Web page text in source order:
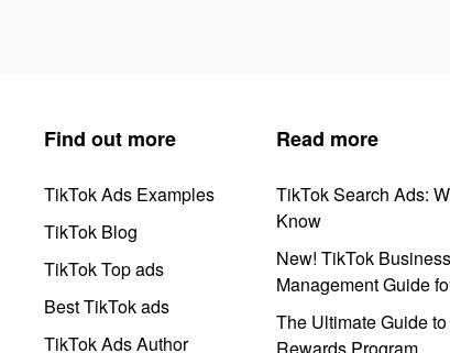
Find out more
TikTok Ads Examples
TikTok Blog
TikTok Top ads
Best TikTok ads
TikTok Ads Author
Read more
TikTok Search Ads:
Know
New! TikTok
Management Guide
The Ultimate Guide